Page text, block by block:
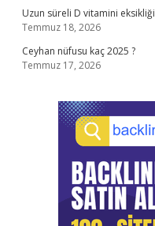
Uzun süreli D vitamini
Temmuz 18, 2026
Ceyhan nüfusu kaç 2025 ?
Temmuz 17, 2026